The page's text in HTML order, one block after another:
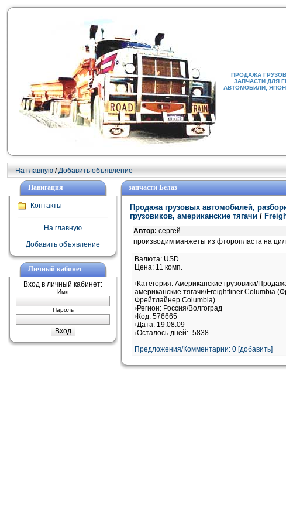
ПРОДАЖА
ЗАПЧАСТИ ДЛЯ
АВТОМОБИЛИ,
На главную /Добавить объявление
Навигация
Контакты
На главную
Добавить объявление
Личный кабинет
Вход в личный кабинет:
Имя
Пароль
запчасти Белаз
Продажа грузовых автомобилей,
грузовиков, американские тягачи /
Автор: сергей
производим манжеты из фторопласта на
Валюта: USD
Цена: 11 комп.
Категория: Американские грузовики/
американские тягачи/Freightliner Columbia
Фрейтлайнер Columbia)
Регион: Россия/Волгоград
Код: 576665
Дата: 19.08.09
Осталось дней: -5838
Предложения/Комментарии: 0 [добавить]